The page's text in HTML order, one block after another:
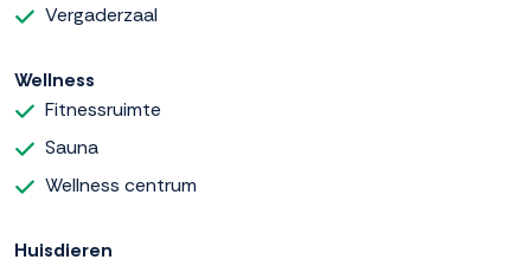
Vergaderzaal
Wellness
Fitnessruimte
Sauna
Wellness centrum
Huisdieren